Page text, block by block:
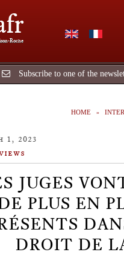
Roche
Subscribe to one of the
HOME
1, 2023
JUGES
PLUS EN
DROIT DE